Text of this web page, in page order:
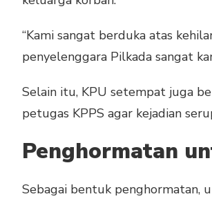
“Kami sangat berduka atas
penyelenggara Pilkada sangat
Selain itu, KPU setempat juga
petugas KPPS agar kejadian
Penghormatan
Sebagai bentuk penghormatan,